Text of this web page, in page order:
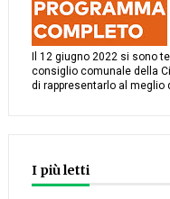
Il 12 giugno 2022 si sono
consiglio comunale della
di rappresentarlo al meglio
I più letti